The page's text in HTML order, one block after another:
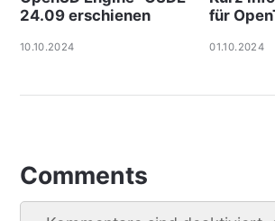
24.09 erschienen
10.10.2024
für
01.10.2024
Comments